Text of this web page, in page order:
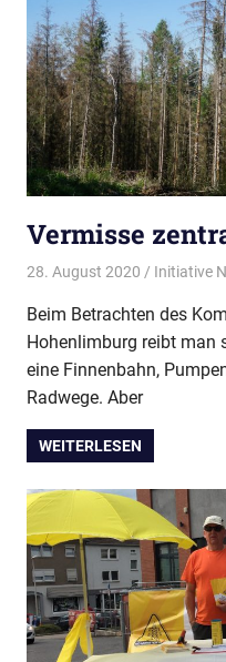
Vermisse
28. August 2020 Initiative
Beim Betrachten des
Hohenlimburg reibt man
eine Finnenbahn,
Radwege. Aber
WEITERLESEN